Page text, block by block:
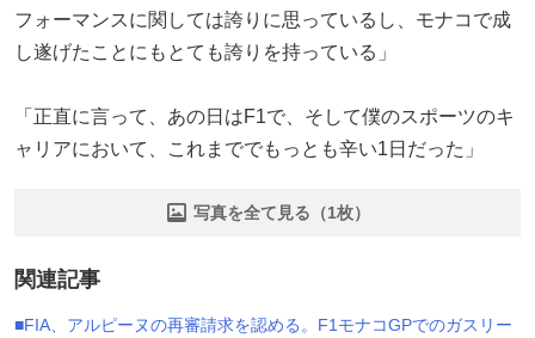
フォーマンスに関しては誇りに思っているし、モナコで成
し遂げたことにもとても誇りを持っている」
「正直に言って、あの日はF1で、そして僕のスポーツのキ
ャリアにおいて、これまででもっとも辛い1日だった」
写真を全て見る（1枚）
関連記事
■FIA、アルピーヌの再審請求を認める。F1モナコGPでのガスリー